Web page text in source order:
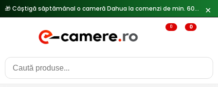
🎁 Câștigă săptămânal o cameră Dahua la comenzi de min. 600 lei — ✕
0 0